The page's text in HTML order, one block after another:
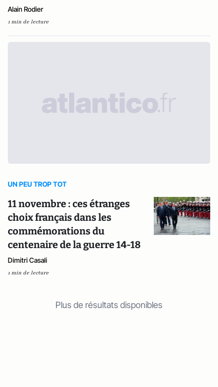
Alain Rodier
1 min de lecture
UN PEU TROP TOT
11 novembre : ces étranges
choix français dans les
commémorations du
centenaire de la guerre 14-18
Dimitri Casali
1 min de lecture
Plus de résultats disponibles